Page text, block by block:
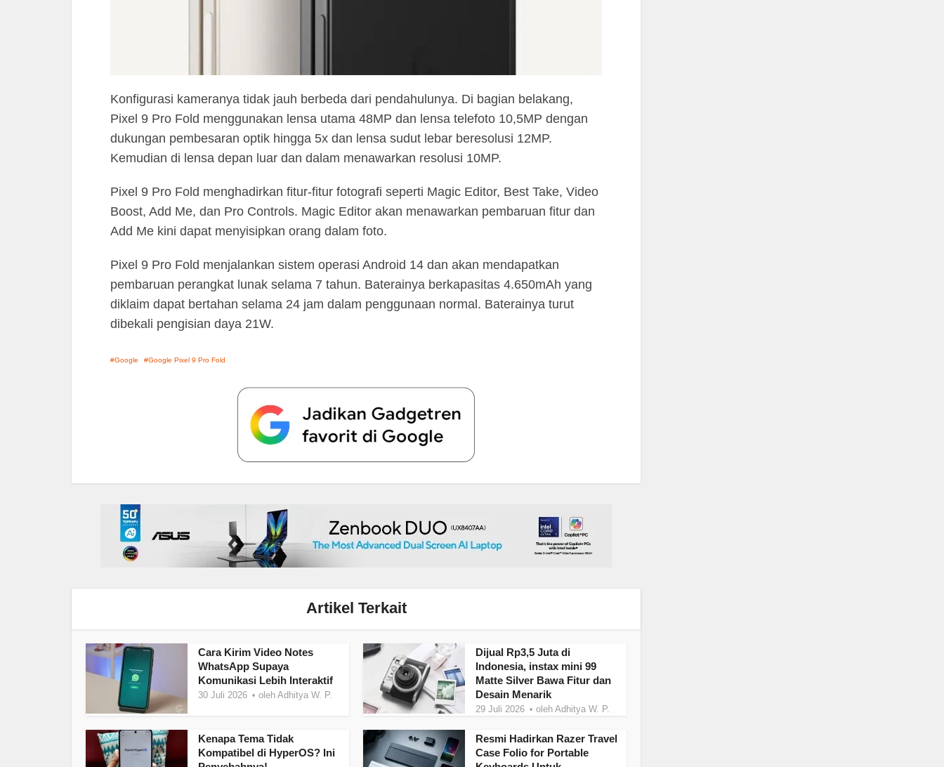
Konfigurasi kameranya tidak jauh berbeda dari pendahulunya. Di bagian belakang,
Pixel 9 Pro Fold menggunakan lensa utama 48MP dan lensa telefoto 10,5MP dengan
dukungan pembesaran optik hingga 5x dan lensa sudut lebar beresolusi 12MP.
Kemudian di lensa depan luar dan dalam menawarkan resolusi 10MP.
Pixel 9 Pro Fold menghadirkan fitur-fitur fotografi seperti Magic Editor, Best Take, Video
Boost, Add Me, dan Pro Controls. Magic Editor akan menawarkan pembaruan fitur dan
Add Me kini dapat menyisipkan orang dalam foto.
Pixel 9 Pro Fold menjalankan sistem operasi Android 14 dan akan mendapatkan
pembaruan perangkat lunak selama 7 tahun. Baterainya berkapasitas 4.650mAh yang
diklaim dapat bertahan selama 24 jam dalam penggunaan normal. Baterainya turut
dibekali pengisian daya 21W.
Google Google Pixel 9 Pro Fold
Artikel Terkait
Cara Kirim Video Notes
WhatsApp Supaya
Komunikasi Lebih Interaktif
30 Juli 2026 oleh Adhitya W. P.
Dijual Rp3,5 Juta di
Indonesia, instax mini 99
Matte Silver Bawa Fitur dan
Desain Menarik
29 Juli 2026 oleh Adhitya W. P.
Kenapa Tema Tidak
Kompatibel di HyperOS? Ini
Resmi Hadirkan Razer Travel
Case Folio for Portable